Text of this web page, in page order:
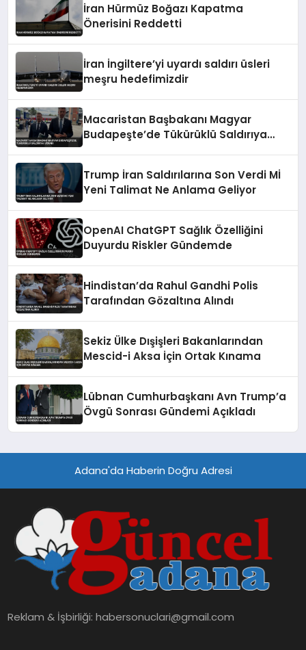
İran Hürmüz Boğazı Kapatma
Önerisini Reddetti
İran İngiltere’yi uyardı saldırı üsleri
meşru hedefimizdir
Macaristan Başbakanı Magyar
Budapeşte’de Tükürüklü Saldırıya
Trump İran Saldırılarına Son Verdi Mİ
Yeni Talimat Ne Anlama Geliyor
OpenAI ChatGPT Sağlık Özelliğini
Duyurdu Riskler Gündemde
Hindistan’da Rahul Gandhi Polis
Tarafından Gözaltına Alındı
Sekiz Ülke Dışişleri Bakanlarından
Mescid-i Aksa İçin Ortak Kınama
Lübnan Cumhurbaşkanı Avn Trump’a
Övgü Sonrası Gündemi Açıkladı
Adana'da Haberin Doğru Adresi
Reklam & İşbirliği:habersonuclari@gmail.com